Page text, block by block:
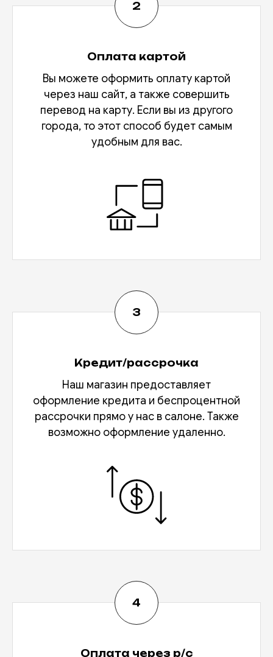
Оплата картой
Вы можете оформить оплату картой
через наш сайт, а также совершить
перевод на карту. Если вы из другого
города, то этот способ будет самым
удобным для вас.
Кредит/рассрочка
Наш магазин предоставляет
оформление кредита и беспроцентной
рассрочки прямо у нас в салоне. Также
возможно оформление удаленно.
Оплата через р/с